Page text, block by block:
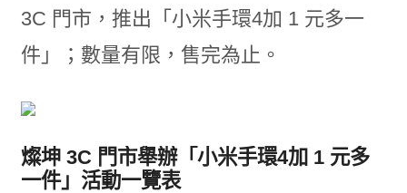
3C 門市，推出「小米手環4加 1 元多一
件」；數量有限，售完為止。
燦坤 3C 門市舉辦「小米手環4加 1 元多
一件」活動一覽表